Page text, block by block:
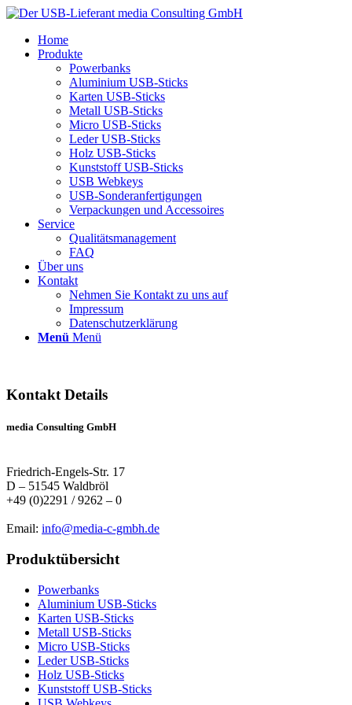
Home
Produkte
Powerbanks
Aluminium USB-Sticks
Karten USB-Sticks
Metall USB-Sticks
Micro USB-Sticks
Leder USB-Sticks
Holz USB-Sticks
Kunststoff USB-Sticks
USB Webkeys
USB-Sonderanfertigungen
Verpackungen und Accessoires
Service
Qualitätsmanagement
FAQ
Über uns
Kontakt
Nehmen Sie Kontakt zu uns auf
Impressum
Datenschutzerklärung
Menü Menü
Kontakt Details
media Consulting GmbH
Friedrich-Engels-Str. 17
D – 51545 Waldbröl
+49 (0)2291 / 9262 – 0
Email: info@media-c-gmbh.de
Produktübersicht
Powerbanks
Aluminium USB-Sticks
Karten USB-Sticks
Metall USB-Sticks
Micro USB-Sticks
Leder USB-Sticks
Holz USB-Sticks
Kunststoff USB-Sticks